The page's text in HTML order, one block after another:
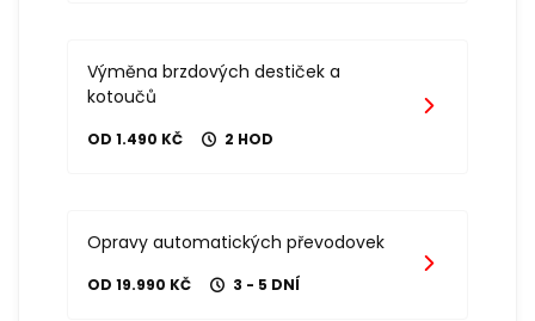
Výměna brzdových destiček a
kotoučů
OD 1.490 KČ 2 HOD
Opravy automatických převodovek
OD 19.990 KČ 3 - 5 DNÍ